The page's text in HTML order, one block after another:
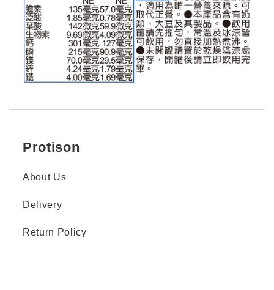
Protison
About Us
Delivery
Return Policy